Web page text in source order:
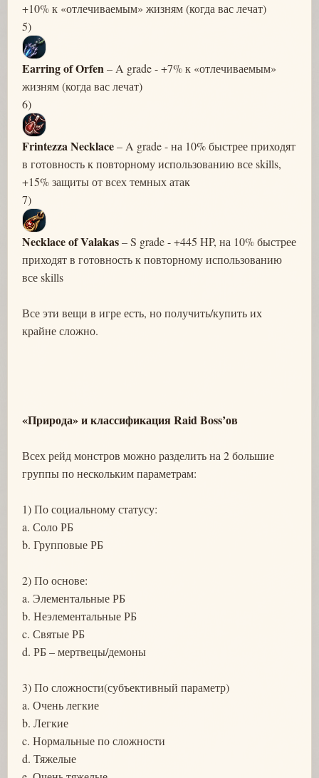
+10% к «отлечиваемым» жизням (когда вас лечат)
5)
Earring of Orfen– A grade - +7% к «отлечиваемым»
жизням (когда вас лечат)
6)
Frintezza Necklace– A grade - на 10% быстрее приходят
в готовность к повторному использованию все skills,
+15% защиты от всех темных атак
7)
Necklace of Valakas– S grade - +445 HP, на 10% быстрее
приходят в готовность к повторному использованию
все skills
Все эти вещи в игре есть, но получить/купить их
крайне сложно.
«Природа» и классификация Raid Boss’ов
Всех рейд монстров можно разделить на 2 большие
группы по нескольким параметрам:
1) По социальному статусу:
a. Соло РБ
b. Групповые РБ
2) По основе:
a. Элементальные РБ
b. Неэлементальные РБ
c. Святые РБ
d. РБ – мертвецы/демоны
3) По сложности(субъективный параметр)
a. Очень легкие
b. Легкие
c. Нормальные по сложности
d. Тяжелые